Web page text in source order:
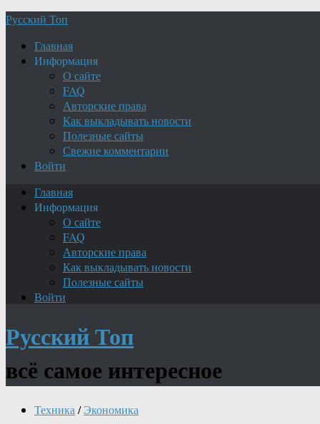
Русский Топ
Главная
Информация
О сайте
FAQ
Авторские права
Как выкладывать новости
Полезные сайты
Свежие комментарии
Войти
Главная
Информация
О сайте
FAQ
Авторские права
Как выкладывать новости
Полезные сайты
Войти
Русский Топ
всё самое интересное
Техника / Экономика